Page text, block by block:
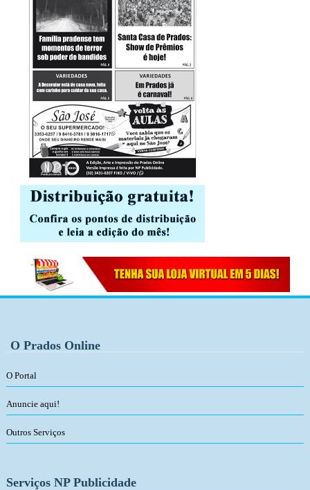
O Prados Online
O Portal
Anuncie aqui!
Outros Serviços
Serviços NP Publicidade